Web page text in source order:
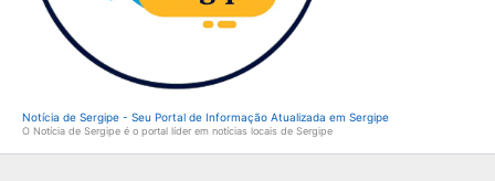
Notícia de Sergipe - Seu Portal de Informação Atualizada em Sergipe
O Notícia de Sergipe é o portal líder em notícias locais de Sergipe